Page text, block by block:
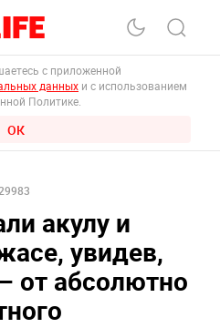
с приложенной
данных и с использованием
Политике.
ОК
акулу и
увидев,
от абсолютно